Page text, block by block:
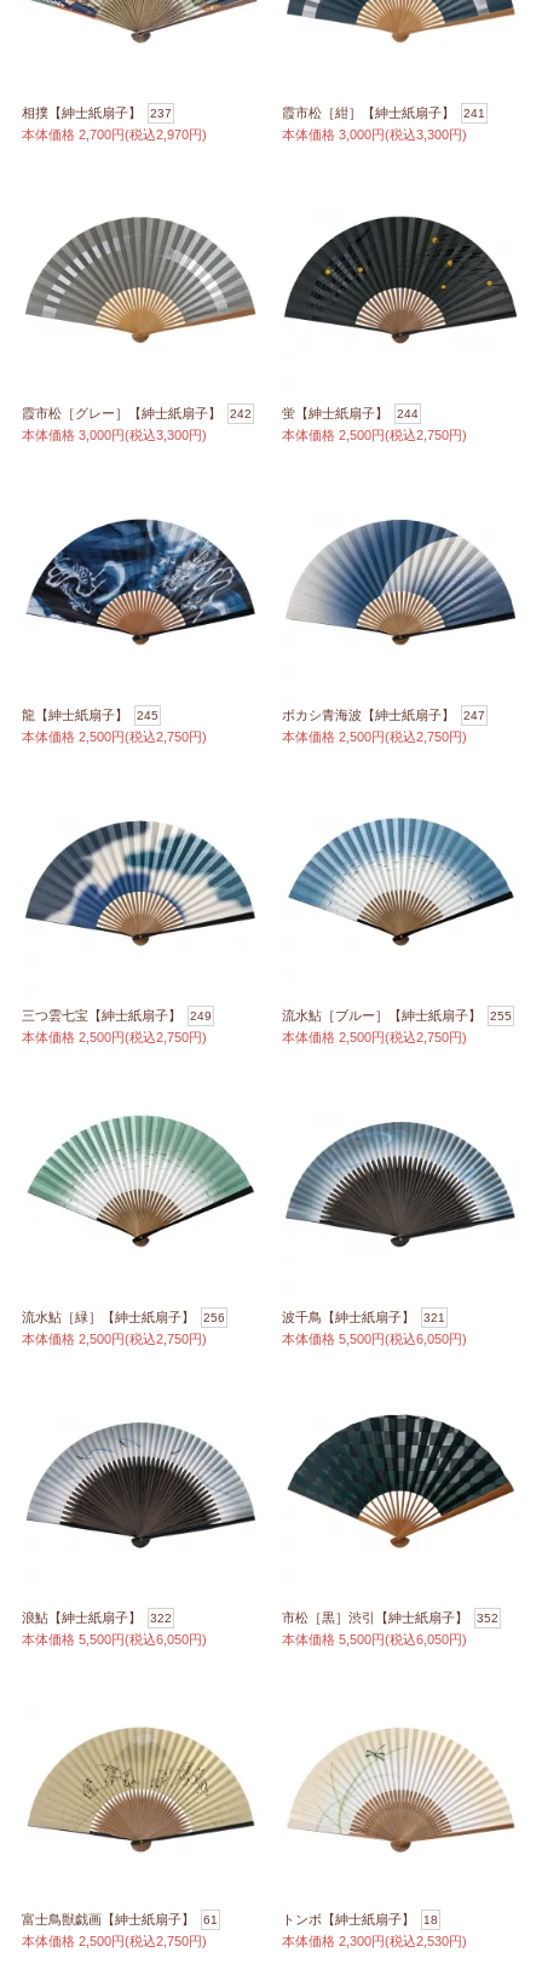
相撲【紳士紙扇子】 237
本体価格 2,700円(税込2,970円)
霞市松［紺］【紳士紙扇子】 241
本体価格 3,000円(税込3,300円)
霞市松［グレー］【紳士紙扇子】 242
本体価格 3,000円(税込3,300円)
蛍【紳士紙扇子】 244
本体価格 2,500円(税込2,750円)
龍【紳士紙扇子】 245
本体価格 2,500円(税込2,750円)
ボカシ青海波【紳士紙扇子】 247
本体価格 2,500円(税込2,750円)
三つ雲七宝【紳士紙扇子】 249
本体価格 2,500円(税込2,750円)
流水鮎［ブルー］【紳士紙扇子】 255
本体価格 2,500円(税込2,750円)
流水鮎［緑］【紳士紙扇子】 256
本体価格 2,500円(税込2,750円)
波千鳥【紳士紙扇子】 321
本体価格 5,500円(税込6,050円)
浪鮎【紳士紙扇子】 322
本体価格 5,500円(税込6,050円)
市松［黒］渋引【紳士紙扇子】 352
本体価格 5,500円(税込6,050円)
富士鳥獣戯画【紳士紙扇子】 61
本体価格 2,500円(税込2,750円)
トンボ【紳士紙扇子】 18
本体価格 2,300円(税込2,530円)